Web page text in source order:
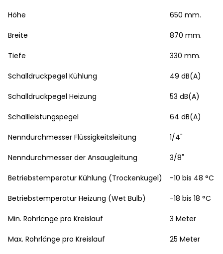
Höhe 650 mm.
Breite 870 mm.
Tiefe 330 mm.
Schalldruckpegel Kühlung 49 dB(A)
Schalldruckpegel Heizung 53 dB(A)
Schallleistungspegel 64 dB(A)
Nenndurchmesser Flüssigkeitsleitung 1/4"
Nenndurchmesser der Ansaugleitung 3/8"
Betriebstemperatur Kühlung (Trockenkugel) -10 bis 48 °C
Betriebstemperatur Heizung (Wet Bulb) -18 bis 18 °C
Min. Rohrlänge pro Kreislauf 3 Meter
Max. Rohrlänge pro Kreislauf 25 Meter